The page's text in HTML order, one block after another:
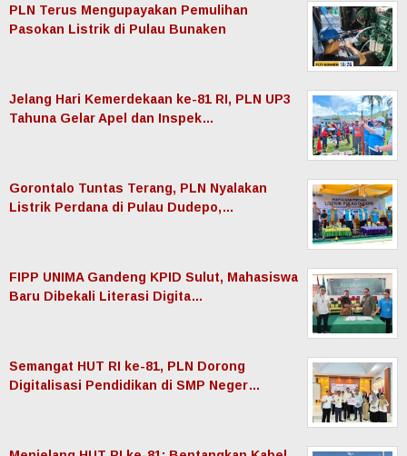
PLN Terus Mengupayakan Pemulihan
Pasokan Listrik di Pulau Bunaken
Jelang Hari Kemerdekaan ke-81 RI, PLN UP3
Tahuna Gelar Apel dan Inspek…
Gorontalo Tuntas Terang, PLN Nyalakan
Listrik Perdana di Pulau Dudepo,…
FIPP UNIMA Gandeng KPID Sulut, Mahasiswa
Baru Dibekali Literasi Digita…
Semangat HUT RI ke-81, PLN Dorong
Digitalisasi Pendidikan di SMP Neger…